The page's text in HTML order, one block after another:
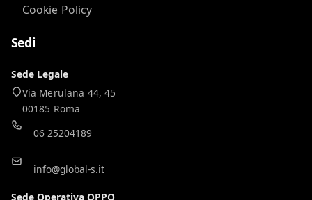
Cookie Policy
Sedi
Sede Legale
Via Merulana 44, 45
00185 Roma
06 25204189
info@global-s.it
Sede Operativa OPPO